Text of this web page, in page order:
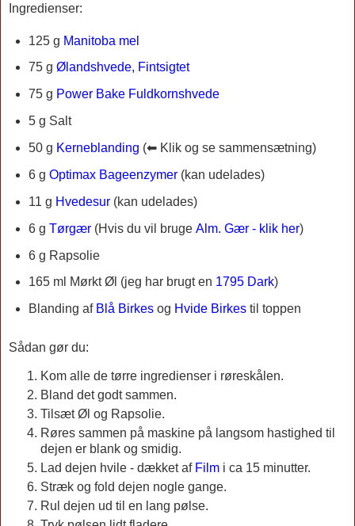
Ingredienser:
125 g Manitoba mel
75 g Ølandshvede, Fintsigtet
75 g Power Bake Fuldkornshvede
5 g Salt
50 g Kerneblanding (⬅ Klik og se sammensætning)
6 g Optimax Bageenzymer(kan udelades)
11 g Hvedesur(kan udelades)
6 g Tørgær(Hvis du vil bruge Alm. Gær - klik her)
6 g Rapsolie
165 ml Mørkt Øl (jeg har brugt en 1795 Dark)
Blanding af Blå Birkesog Hvide Birkestil toppen
Sådan gør du:
Kom alle de tørre ingredienser i røreskålen.
Bland det godt sammen.
Tilsæt Øl og Rapsolie.
Røres sammen på maskine på langsom hastighed til
dejen er blank og smidig.
Lad dejen hvile - dækket af Film i ca 15 minutter.
Stræk og fold dejen nogle gange.
Rul dejen ud til en lang pølse.